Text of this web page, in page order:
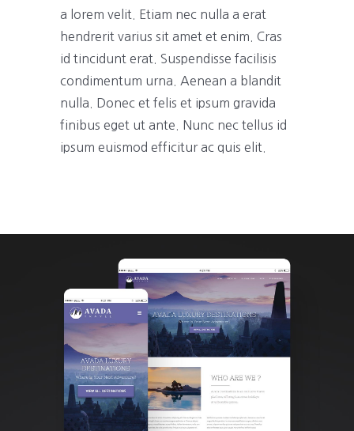
a lorem velit. Etiam nec nulla a erat
hendrerit varius sit amet et enim. Cras
id tincidunt erat. Suspendisse facilisis
condimentum urna. Aenean a blandit
nulla. Donec et felis et ipsum gravida
finibus eget ut ante. Nunc nec tellus id
ipsum euismod efficitur ac quis elit.